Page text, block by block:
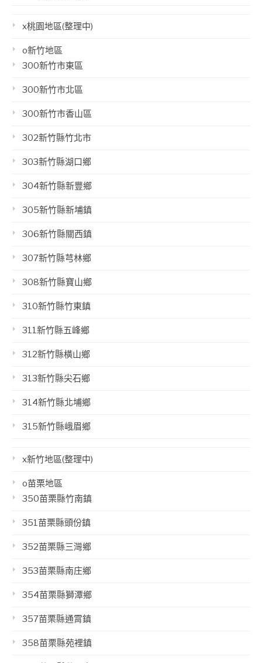
x桃園地區(整理中)
o新竹地區
300新竹市東區
300新竹市北區
300新竹市香山區
302新竹縣竹北市
303新竹縣湖口鄉
304新竹縣新豐鄉
305新竹縣新埔鎮
306新竹縣關西鎮
307新竹縣芎林鄉
308新竹縣寶山鄉
310新竹縣竹東鎮
311新竹縣五峰鄉
312新竹縣橫山鄉
313新竹縣尖石鄉
314新竹縣北埔鄉
315新竹縣峨眉鄉
x新竹地區(整理中)
o苗栗地區
350苗栗縣竹南鎮
351苗栗縣頭份鎮
352苗栗縣三灣鄉
353苗栗縣南庄鄉
354苗栗縣獅潭鄉
357苗栗縣通霄鎮
358苗栗縣苑裡鎮